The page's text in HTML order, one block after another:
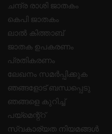
ചന്ദ്ര രാശി ജാതകം
കെപി ജാതകം
ലാൽ കിത്താബ്
ജാതക ഉപകരണം
പ്രതികരണം
ലേഖനം സമർപ്പിക്കുക
ഞങ്ങളോട് ബന്ധപ്പെടു
ഞങ്ങളെ കുറിച്ച്
പയ്മെന്റ്റ്
സ്വകാര്യത നിയമങ്ങൾ